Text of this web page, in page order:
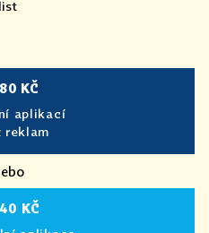
KČ
aplikací
reklam
KČ